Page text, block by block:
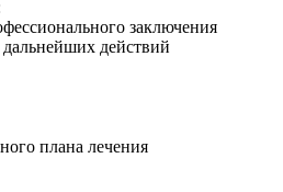
заключения
действий
плана лечения